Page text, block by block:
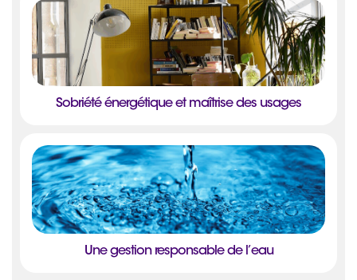
Sobriété énergétique et maîtrise des usages
Une gestion responsable de l’eau